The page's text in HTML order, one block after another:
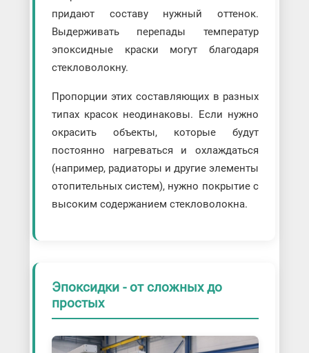
придают составу нужный оттенок.
Выдерживать перепады температур
эпоксидные краски могут благодаря
стекловолокну.
Пропорции этих составляющих в разных
типах красок неодинаковы. Если нужно
окрасить объекты, которые будут
постоянно нагреваться и охлаждаться
(например, радиаторы и другие элементы
отопительных систем), нужно покрытие с
высоким содержанием стекловолокна.
Эпоксидки - от сложных до
простых